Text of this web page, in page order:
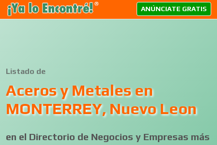
ANÚNCIATE GRATIS
Listado de
Aceros y Metales en
MONTERREY, Nuevo Leon
en el Directorio de Negocios y Empresas más